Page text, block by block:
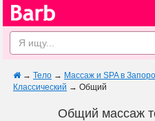
→ Тело → Массаж и SPA в
Классический → Общий
Общий массаж